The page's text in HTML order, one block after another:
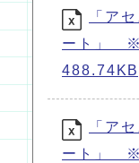
「ア
ート」
「ア
ート」